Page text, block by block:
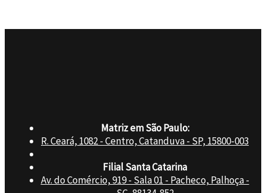
Matriz em São Paulo:
R. Ceará, 1082 - Centro, Catanduva - SP, 15800-003
Filial Santa Catarina
Av. do Comércio, 919 - Sala 01 - Pacheco, Palhoça -